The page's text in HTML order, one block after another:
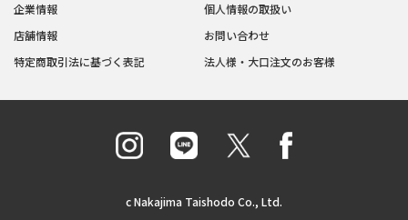
企業情報
店舗情報
特定商取引法に基づく表記
個人情報の取扱い
お問い合わせ
法人様・大口注文のお客様
c Nakajima Taishodo Co., Ltd.